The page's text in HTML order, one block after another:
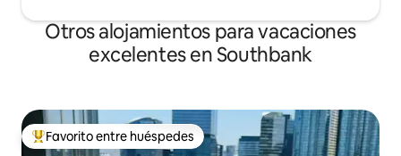
Otros alojamientos para vacaciones
excelentes en Southbank
Favorito entre huéspedes preferido
Favorito entre huéspedes